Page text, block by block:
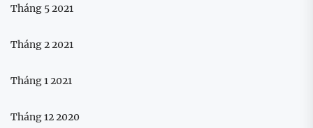
Tháng 5 2021
Tháng 2 2021
Tháng 1 2021
Tháng 12 2020